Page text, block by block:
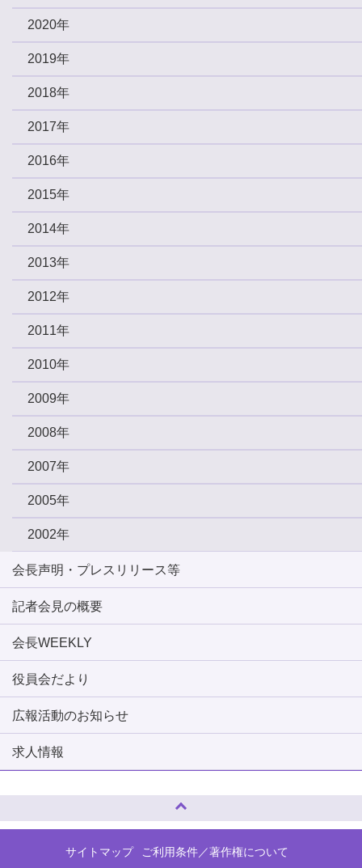
2020年
2019年
2018年
2017年
2016年
2015年
2014年
2013年
2012年
2011年
2010年
2009年
2008年
2007年
2005年
2002年
会長声明・プレスリリース等
記者会見の概要
会長WEEKLY
役員会だより
広報活動のお知らせ
求人情報
サイトマップ ご利用条件／著作権について